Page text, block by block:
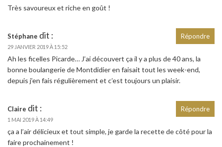
Très savoureux et riche en goût !
Stéphane dit :
29 JANVIER 2019 À 15:52
Ah les ficelles Picarde… J’ai découvert ça il y a plus de 40 ans, la
bonne boulangerie de Montdidier en faisait tout les week-end,
depuis j’en fais régulièrement et c’est toujours un plaisir.
Répondre
Claire dit :
1 MAI 2019 À 14:49
ça a l’air délicieux et tout simple, je garde la recette de côté pour la
faire prochainement !
Répondre